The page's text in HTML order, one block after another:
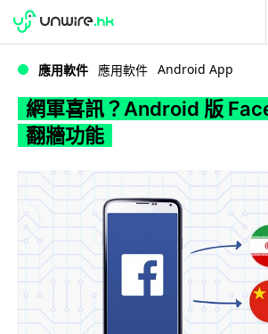
WWDC 2026
應用軟件 應用軟件 Android App
網軍喜訊？Android 版
翻牆功能